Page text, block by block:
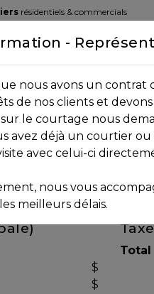
résidentiels & commercials
d’affaire
Adèle, Québec J8B 2P7
$
$
Total
-
nous avons un contrat
de nos clients et
sur le courtage nous
avez déjà un courtier
avec celui-ci
nous vous
meilleurs délais.